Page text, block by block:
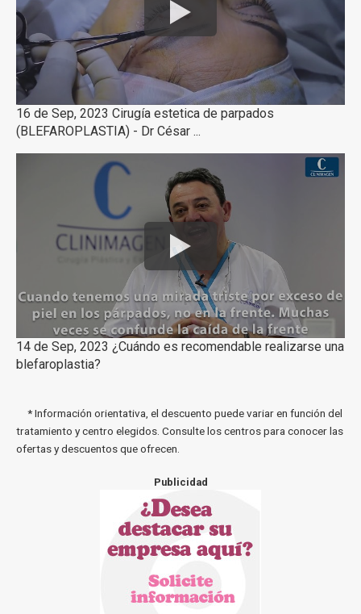
16 de Sep, 2023 Cirugía estetica de parpados
(BLEFAROPLASTIA) - Dr César ...
14 de Sep, 2023 ¿Cuándo es recomendable realizarse una
blefaroplastia?
* Información orientativa, el descuento puede variar en función del
tratamiento y centro elegidos. Consulte los centros para conocer las
ofertas y descuentos que ofrecen.
Publicidad